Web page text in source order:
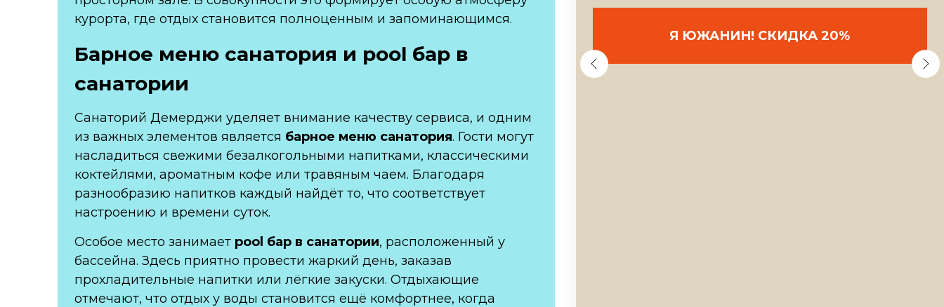
курорта, где отдых становится полноценным и запоминающимся.
Барное меню санатория и pool бар в
санатории
Санаторий Демерджи уделяет внимание качеству сервиса, и одним
из важных элементов является барное меню санатория. Гости могут
насладиться свежими безалкогольными напитками, классическими
коктейлями, ароматным кофе или травяным чаем. Благодаря
разнообразию напитков каждый найдёт то, что соответствует
настроению и времени суток.
Особое место занимает pool бар в санатории, расположенный у
бассейна. Здесь приятно провести жаркий день, заказав
прохладительные напитки или лёгкие закуски. Отдыхающие
отмечают, что отдых у воды становится ещё комфортнее, когда
Я ЮЖАНИН! СКИДКА 20%